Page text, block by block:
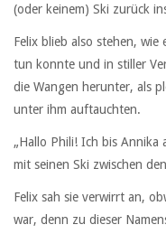
(oder keinem) Ski zurück
Felix blieb also stehen, wie
tun konnte und in stiller
die Wangen herunter, als
unter ihm auftauchten.
„Hallo Phili! Ich bis Annika
mit seinen Ski zwischen
Felix sah sie verwirrt an,
war, denn zu dieser